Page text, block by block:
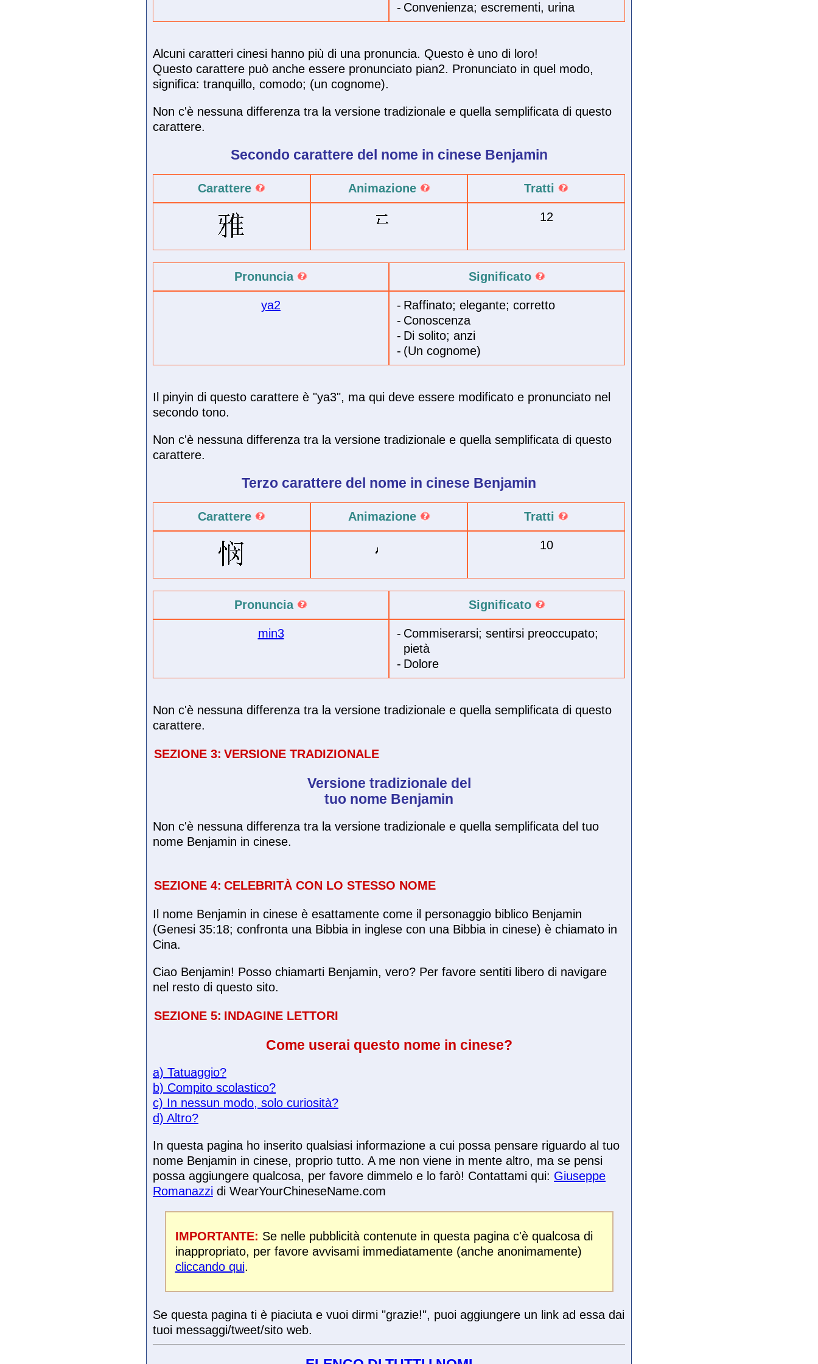
- Convenienza; escrementi, urina
Alcuni caratteri cinesi hanno più di una pronuncia. Questo è uno di loro!
Questo carattere può anche essere pronunciato pian2. Pronunciato in quel modo,
significa: tranquillo, comodo; (un cognome).
Non c'è nessuna differenza tra la versione tradizionale e quella semplificata di questo
carattere.
Secondo carattere del nome in cinese Benjamin
Carattere Animazione Tratti
12
Pronuncia
ya2
Significato
- Raffinato; elegante; corretto
- Conoscenza
- Di solito; anzi
- (Un cognome)
Il pinyin di questo carattere è "ya3", ma qui deve essere modificato e pronunciato nel
secondo tono.
Non c'è nessuna differenza tra la versione tradizionale e quella semplificata di questo
carattere.
Terzo carattere del nome in cinese Benjamin
Carattere Animazione Tratti
10
Pronuncia
min3
Significato
- Commiserarsi; sentirsi preoccupato;
pietà
- Dolore
Non c'è nessuna differenza tra la versione tradizionale e quella semplificata di questo
carattere.
SEZIONE 3: VERSIONE TRADIZIONALE
Versione tradizionale del
tuo nome Benjamin
Non c'è nessuna differenza tra la versione tradizionale e quella semplificata del tuo
nome Benjamin in cinese.
SEZIONE 4: CELEBRITÀ CON LO STESSO NOME
Il nome Benjamin in cinese è esattamente come il personaggio biblico Benjamin
(Genesi 35:18; confronta una Bibbia in inglese con una Bibbia in cinese) è chiamato in
Cina.
Ciao Benjamin! Posso chiamarti Benjamin, vero? Per favore sentiti libero di navigare
nel resto di questo sito.
SEZIONE 5: INDAGINE LETTORI
Come userai questo nome in cinese?
a) Tatuaggio?
b) Compito scolastico?
c) In nessun modo, solo curiosità?
d) Altro?
In questa pagina ho inserito qualsiasi informazione a cui possa pensare riguardo al tuo
nome Benjamin in cinese, proprio tutto. A me non viene in mente altro, ma se pensi
possa aggiungere qualcosa, per favore dimmelo e lo farò! Contattami qui: Giuseppe
Romanazzi di WearYourChineseName.com
IMPORTANTE: Se nelle pubblicità contenute in questa pagina c'è qualcosa di
inappropriato, per favore avvisami immediatamente (anche anonimamente)
cliccando qui.
Se questa pagina ti è piaciuta e vuoi dirmi "grazie!", puoi aggiungere un link ad essa dai
tuoi messaggi/tweet/sito web.